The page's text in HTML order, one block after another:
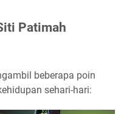
Patimah
beberapa poin
sehari-hari: